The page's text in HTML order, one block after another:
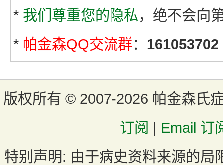
* 我们尊重您的隐私，绝不会向
* 帕金森QQ交流群： 161053702
版权所有 © 2007-2026 帕金森氏
订阅 | Email 订
特别声明: 由于病史资料来源的局